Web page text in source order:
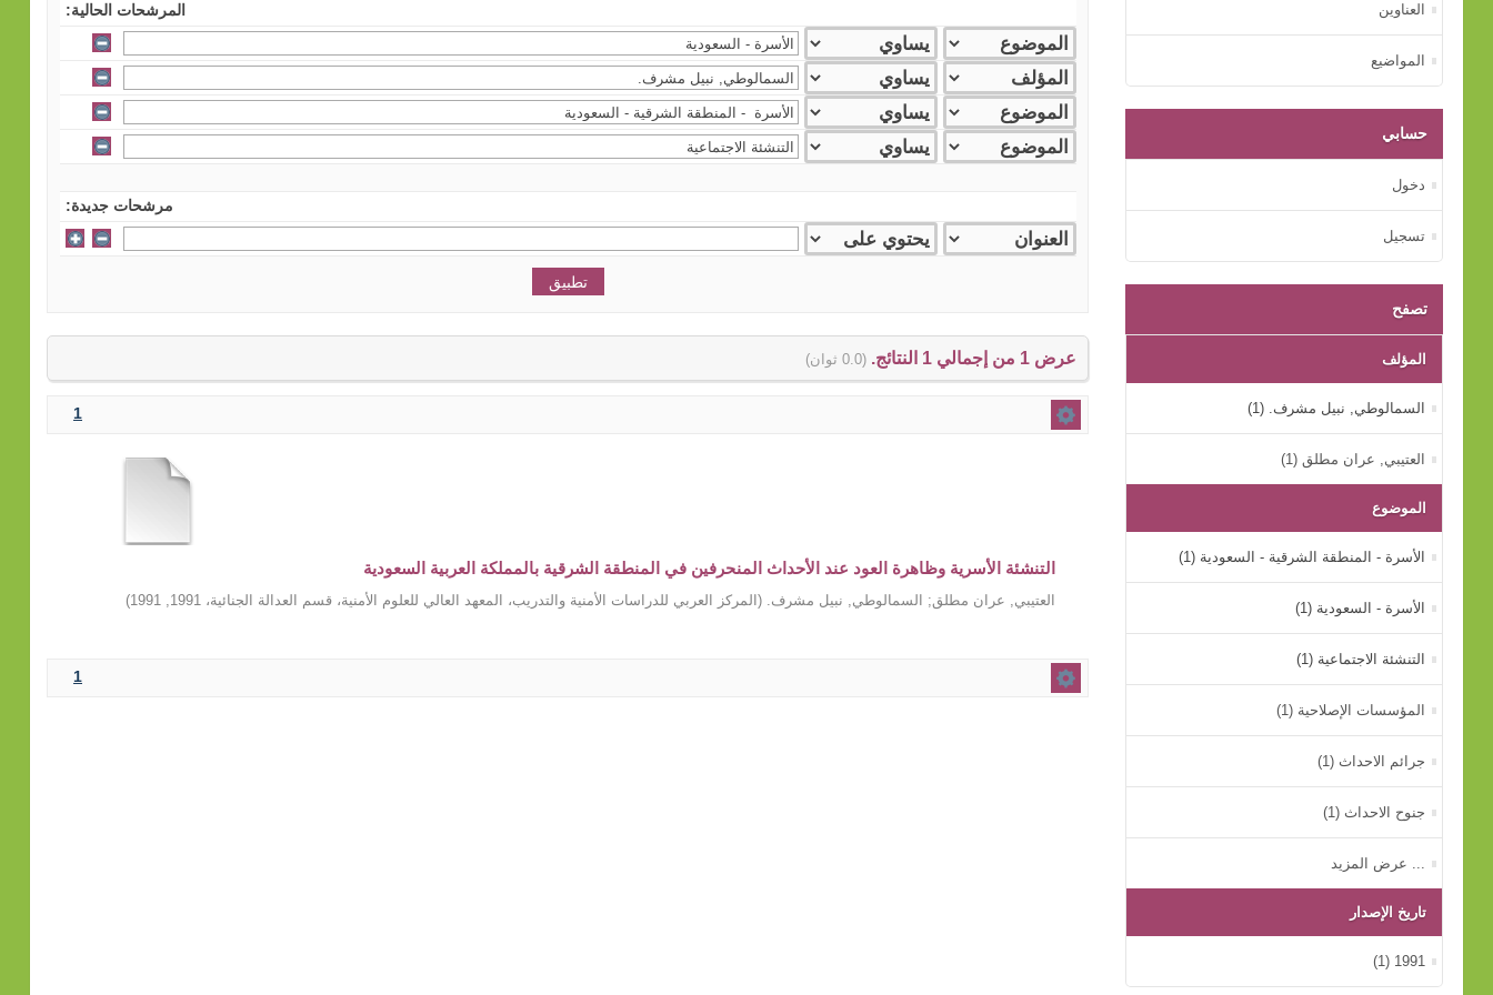
المرشحات الحالية:
مرشحات جديدة:
عرض 1 من إجمالي 1 النتائج. (0.0 ثوان)
1
التنشئة الأسرية وظاهرة العود عند الأحداث المنحرفين في المنطقة الشرقية بالمملكة العربية السعودية
العتيبي, عران مطلق; السمالوطي, نبيل مشرف. ( المركز العربي للدراسات الأمنية والتدريب، المعهد العالي للعلوم الأمنية، قسم العدالة الجنائية، 1991 ,
1991
)
1
العناوين
المواضيع
حسابي
دخول
تسجيل
تصفح
المؤلف
السمالوطي, نبيل مشرف. (1)
العتيبي, عران مطلق (1)
الموضوع
الأسرة - المنطقة الشرقية - السعودية (1)
الأسرة - السعودية (1)
التنشئة الاجتماعية (1)
المؤسسات الإصلاحية (1)
جرائم الاحداث (1)
جنوح الاحداث (1)
... عرض المزيد
تاريخ الإصدار
1991 (1)